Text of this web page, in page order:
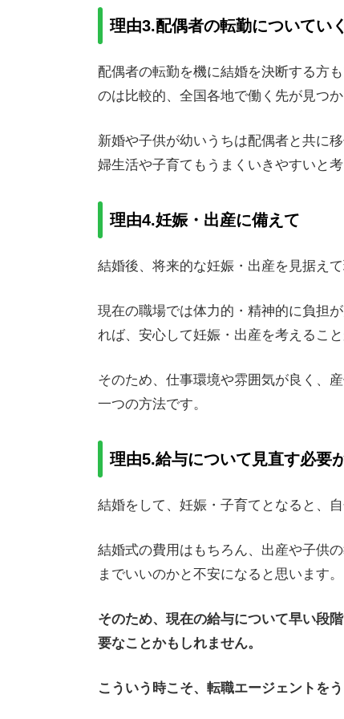
理由3.配偶者の転勤についてい
配偶者の転勤を機に結婚を決断する方
のは比較的、全国各地で働く先が見つ
新婚や子供が幼いうちは配偶者と共に
婦生活や子育てもうまくいきやすいと
理由4.妊娠・出産に備えて
結婚後、将来的な妊娠・出産を見据え
現在の職場では体力的・精神的に負担
れば、安心して妊娠・出産を考えること
そのため、仕事環境や雰囲気が良く、
一つの方法です。
理由5.給与について見直す必要
結婚をして、妊娠・子育てとなると、
結婚式の費用はもちろん、出産や子供
までいいのかと不安になると思います。
そのため、現在の給与について早い段
要なことかもしれません。
こういう時こそ、転職エージェントを